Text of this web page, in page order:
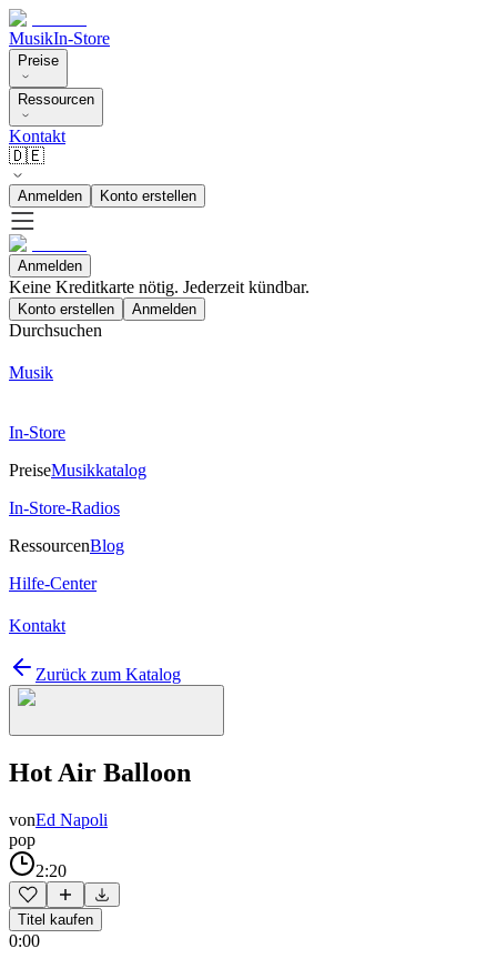
MusikIn-Store
Preise
Ressourcen
Kontakt
🇩🇪
Anmelden Konto erstellen
Anmelden
Keine Kreditkarte nötig. Jederzeit kündbar.
Konto erstellen Anmelden
Durchsuchen
Musik
In-Store
PreiseMusikkatalog
In-Store-Radios
RessourcenBlog
Hilfe-Center
Kontakt
Zurück zum Katalog
Hot Air Balloon
vonEd Napoli
pop
2:20
Titel kaufen
0:00